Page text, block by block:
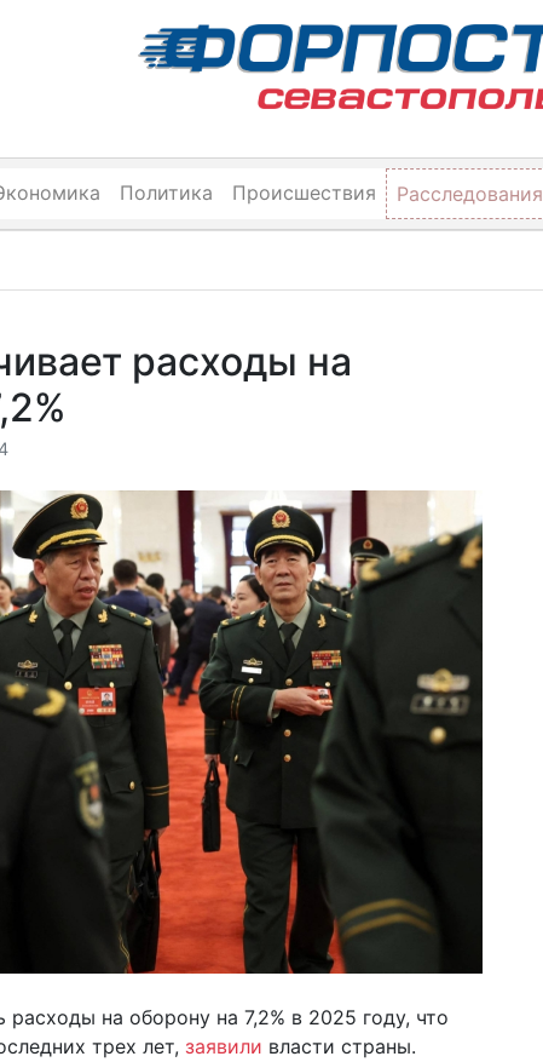
Политика Происшествия Расследования
расходы на
расходы на оборону на 7,2% в 2025 году, что
трех лет, заявили власти страны.